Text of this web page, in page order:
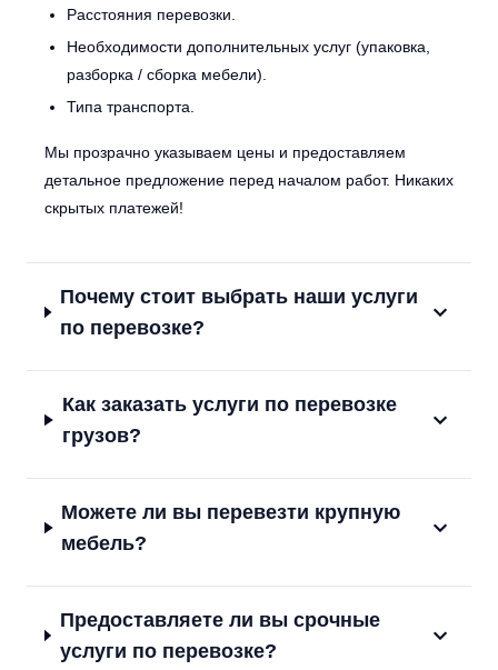
Расстояния перевозки.
Необходимости дополнительных услуг (упаковка,
разборка / сборка мебели).
Типа транспорта.
Мы прозрачно указываем цены и предоставляем
детальное предложение перед началом работ. Никаких
скрытых платежей!
Почему стоит выбрать наши услуги
по перевозке?
Как заказать услуги по перевозке
грузов?
Можете ли вы перевезти крупную
мебель?
Предоставляете ли вы срочные
услуги по перевозке?